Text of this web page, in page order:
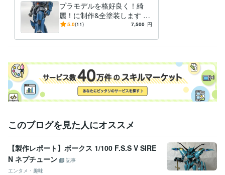
プラモデルを格好良く！綺
麗！に制作&全塗装します あ
なたのもとに格好良い姿でお
5.0(11) 7,500 円
このブログを見た人にオススメ
【製作レポート】ボークス 1/100 F.S.S V SIRE
N ネプチューン
記事
エンタメ・趣味